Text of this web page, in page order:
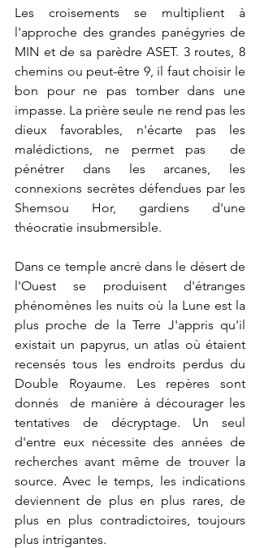
Les croisements se multiplient à
l'approche des grandes panégyries de
MIN et de sa parèdre ASET. 3 routes, 8
chemins ou peut-être 9, il faut choisir le
bon pour ne pas tomber dans une
impasse. La prière seule ne rend pas les
dieux favorables, n'écarte pas les
malédictions, ne permet pas  de
pénétrer dans les arcanes, les
connexions secrètes défendues par les
Shemsou Hor, gardiens d'une
théocratie insubmersible.
Dans ce temple ancré dans le désert de
l'Ouest se produisent d'étranges
phénomènes les nuits où la Lune est la
plus proche de la Terre J'appris qu'il
existait un papyrus, un atlas où étaient
recensés tous les endroits perdus du
Double Royaume. Les repères sont
donnés  de manière à décourager les
tentatives de décryptage. Un seul
d'entre eux nécessite des années de
recherches avant même de trouver la
source. Avec le temps, les indications
deviennent de plus en plus rares, de
plus en plus contradictoires, toujours
plus intrigantes.